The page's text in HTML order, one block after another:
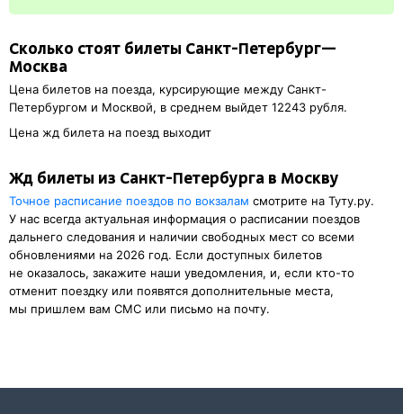
Сколько стоят билеты Санкт-Петербург—
Москва
Цена билетов на поезда, курсирующие между Санкт-
Петербургом и Москвой, в среднем выйдет 12243 рубля.
Цена жд билета на поезд выходит
Жд билеты из Санкт-Петербурга в Москву
Точное расписание поездов по вокзалам смотрите на Туту.ру.
У нас всегда актуальная информация о расписании поездов
дальнего следования и наличии свободных мест со всеми
обновлениями на 2026 год. Если доступных билетов
не оказалось, закажите наши уведомления, и, если кто-то
отменит поездку или появятся дополнительные места,
мы пришлем вам СМС или письмо на почту.